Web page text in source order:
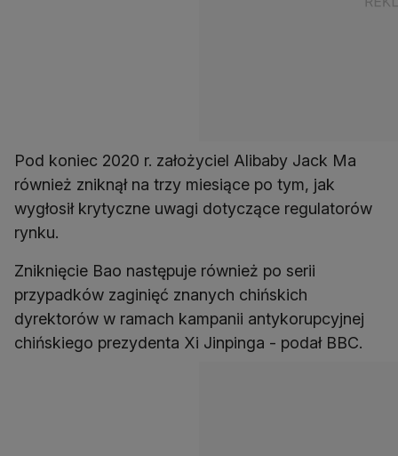
Pod koniec 2020 r. założyciel Alibaby Jack Ma
również zniknął na trzy miesiące po tym, jak
wygłosił krytyczne uwagi dotyczące regulatorów
rynku.
Zniknięcie Bao następuje również po serii
przypadków zaginięć znanych chińskich
dyrektorów w ramach kampanii antykorupcyjnej
chińskiego prezydenta Xi Jinpinga - podał BBC.